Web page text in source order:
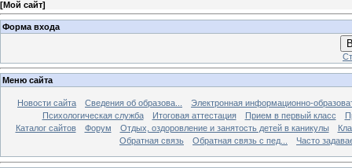
[Мой сайт]
Форма входа
Меню сайта
Новости сайта Сведения об образова...
Электронная информационно-
Психологическая служба
Итоговая аттестация Прием в первый класс
Каталог сайтов
Форум Отдых, оздоровление и занятость детей в каникулы
Обратная связь
Обратная связь с пед... Часто